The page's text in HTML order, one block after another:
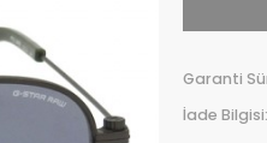
Garanti
İade Bilgisi: